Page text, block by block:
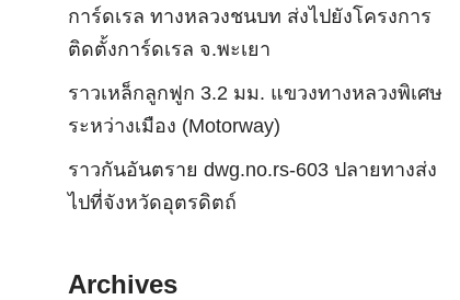
การ์ดเรล ทางหลวงชนบท ส่งไปยังโครงการ
ติดตั้งการ์ดเรล จ.พะเยา
ราวเหล็กลูกฟูก 3.2 มม. แขวงทางหลวงพิเศษ
ระหว่างเมือง (Motorway)
ราวกันอันตราย dwg.no.rs-603 ปลายทางส่ง
ไปที่จังหวัดอุตรดิตถ์
Archives